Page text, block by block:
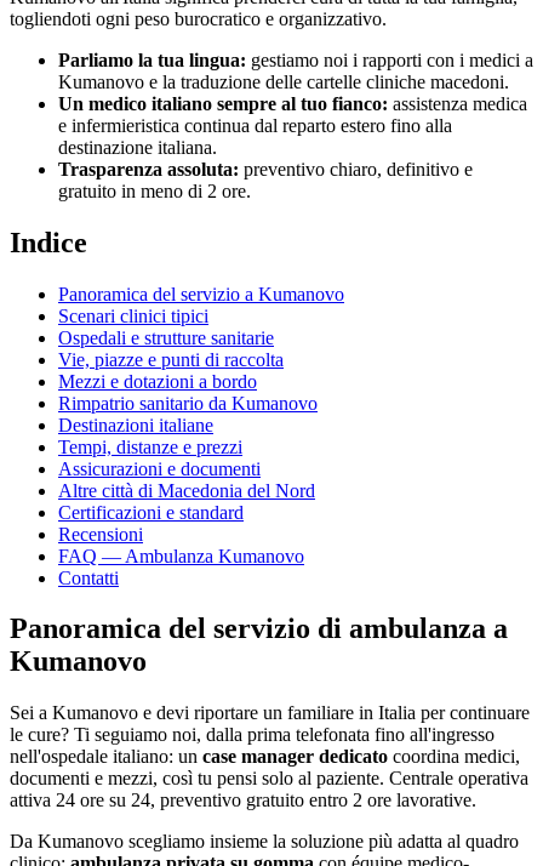
togliendoti ogni peso burocratico e organizzativo.
Parliamo la tua lingua: gestiamo noi i rapporti con i medici a
Kumanovo e la traduzione delle cartelle cliniche macedoni.
Un medico italiano sempre al tuo fianco: assistenza medica
e infermieristica continua dal reparto estero fino alla
destinazione italiana.
Trasparenza assoluta: preventivo chiaro, definitivo e
gratuito in meno di 2 ore.
Indice
Panoramica del servizio a Kumanovo
Scenari clinici tipici
Ospedali e strutture sanitarie
Vie, piazze e punti di raccolta
Mezzi e dotazioni a bordo
Rimpatrio sanitario da Kumanovo
Destinazioni italiane
Tempi, distanze e prezzi
Assicurazioni e documenti
Altre città di Macedonia del Nord
Certificazioni e standard
Recensioni
FAQ — Ambulanza Kumanovo
Contatti
Panoramica del servizio di ambulanza a
Kumanovo
Sei a Kumanovo e devi riportare un familiare in Italia per continuare
le cure? Ti seguiamo noi, dalla prima telefonata fino all'ingresso
nell'ospedale italiano: un case manager dedicato coordina medici,
documenti e mezzi, così tu pensi solo al paziente. Centrale operativa
attiva 24 ore su 24, preventivo gratuito entro 2 ore lavorative.
Da Kumanovo scegliamo insieme la soluzione più adatta al quadro